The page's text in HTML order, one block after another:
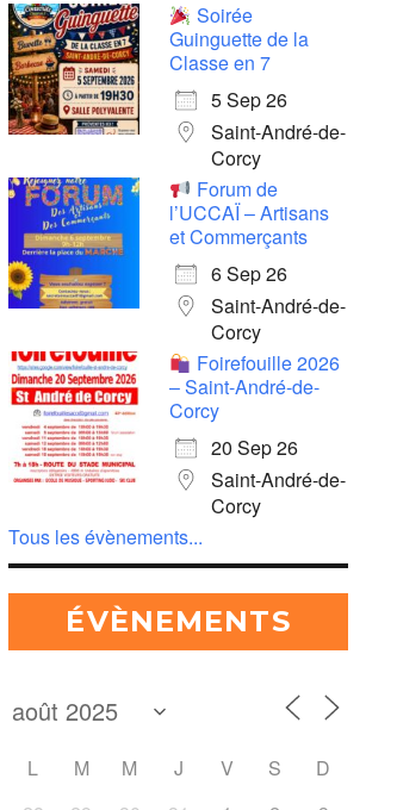
Soirée
Guinguette de la
Classe en 7
5 Sep 26
Saint-André-de-
Corcy
Forum de
l’UCCAÏ – Artisans
et Commerçants
6 Sep 26
Saint-André-de-
Corcy
Foirefouille 2026
– Saint-André-de-
Corcy
20 Sep 26
Saint-André-de-
Corcy
Tous les évènements...
ÉVÈNEMENTS
L M M J V S
D